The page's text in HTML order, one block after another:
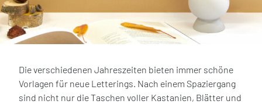
Die verschiedenen Jahreszeiten bieten immer schöne
Vorlagen für neue Letterings. Nach einem Spaziergang
sind nicht nur die Taschen voller Kastanien, Blätter und